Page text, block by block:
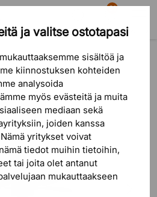
ja valitse ostotapasi
sisältöä ja
kiinnostuksen kohteiden
analysoida
myös evästeitä ja muita
mediaan sekä
joiden kanssa
yritykset voivat
tiedot muihin tietoihin,
tai joita olet antanut
mukauttaakseen
Etsi
81
Ostoskori